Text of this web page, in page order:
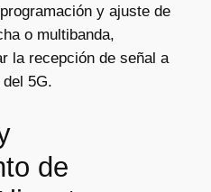
y ajuste de
o multibanda,
la recepción de señal a
5G.
de